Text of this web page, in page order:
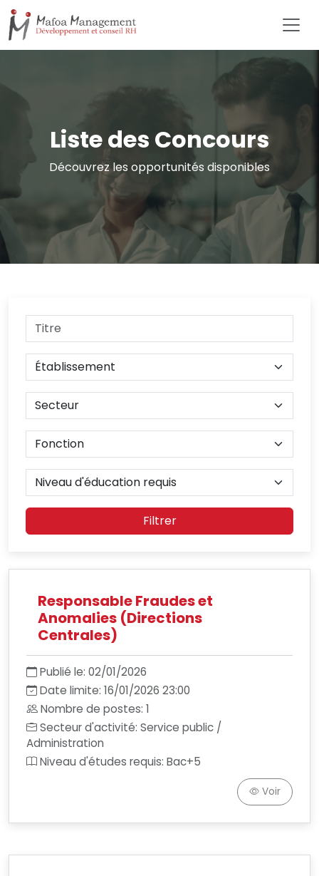
Liste des Concours
Découvrez les opportunités disponibles
Filtrer
Responsable Fraudes et
Anomalies (Directions
Centrales)
Publié le: 02/01/2026
Date limite: 16/01/2026 23:00
Nombre de postes: 1
Secteur d'activité: Service public /
Administration
Niveau d'études requis: Bac+5
Voir